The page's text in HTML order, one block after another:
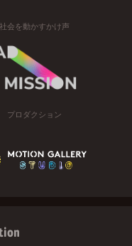
社会を動かすかけ声
プロダクション